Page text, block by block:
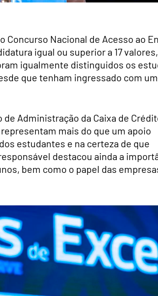
Concurso Nacional de Acesso ao
igual ou superior a 17 valores,
igualmente distinguidos os
que tenham ingressado com
Administração da Caixa de
mais do que um apoio
estudantes e na certeza de que
destacou ainda a
bem como o papel das